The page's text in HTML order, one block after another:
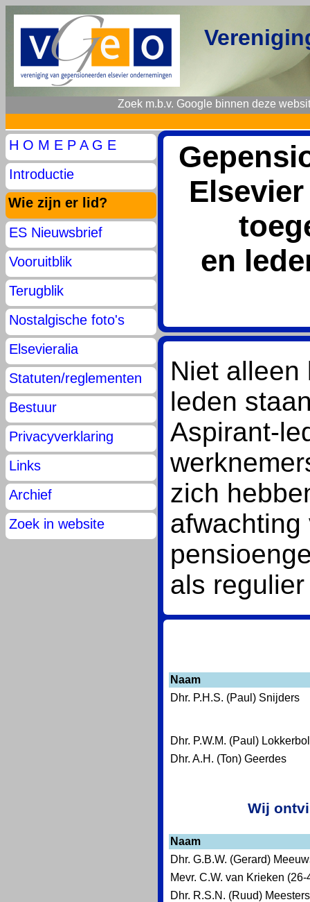
Zoek m.b.v. Google binnen deze
H O M E P A G E
Introductie
Wie zijn er lid?
ES Nieuwsbrief
Vooruitblik
Terugblik
Nostalgische foto's
Elsevieralia
Statuten/reglementen
Bestuur
Privacyverklaring
Links
Archief
Zoek in website
en
Niet alleen
leden
Aspirant-
zich
als
Naam
Dhr. P.H.S. (Paul) Snijders
Dhr. P.W.M. (Paul) Lokkerbol
Dhr. A.H. (Ton) Geerdes
Wij
Naam
Dhr. G.B.W. (Gerard)
Mevr. C.W. van Krieken
Dhr. R.S.N. (Ruud)